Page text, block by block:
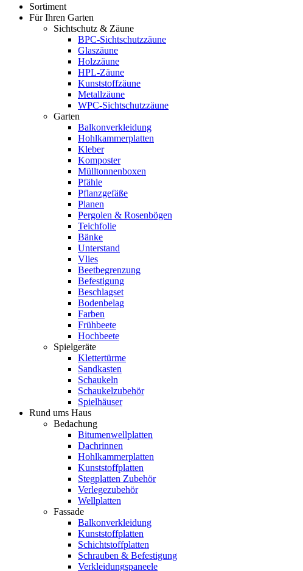
Sortiment
Für Ihren Garten
Sichtschutz & Zäune
BPC-Sichtschutzzäune
Glaszäune
Holzzäune
HPL-Zäune
Kunststoffzäune
Metallzäune
WPC-Sichtschutzzäune
Garten
Balkonverkleidung
Hohlkammerplatten
Kleber
Komposter
Mülltonnenboxen
Pfähle
Pflanzgefäße
Planen
Pergolen & Rosenbögen
Teichfolie
Bänke
Unterstand
Vlies
Beetbegrenzung
Befestigung
Beschlagset
Bodenbelag
Farben
Frühbeete
Hochbeete
Spielgeräte
Klettertürme
Sandkasten
Schaukeln
Schaukelzubehör
Spielhäuser
Rund ums Haus
Bedachung
Bitumenwellplatten
Dachrinnen
Hohlkammerplatten
Kunststoffplatten
Stegplatten Zubehör
Verlegezubehör
Wellplatten
Fassade
Balkonverkleidung
Kunststoffplatten
Schichtstoffplatten
Schrauben & Befestigung
Verkleidungspaneele